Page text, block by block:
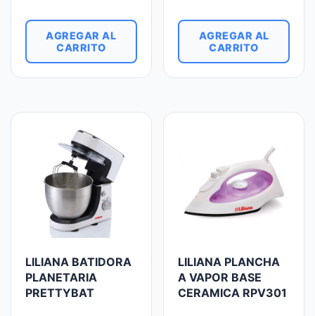
AGREGAR AL
CARRITO
AGREGAR AL
CARRITO
LILIANA BATIDORA
PLANETARIA
PRETTYBAT
LILIANA PLANCHA
A VAPOR BASE
CERAMICA RPV301